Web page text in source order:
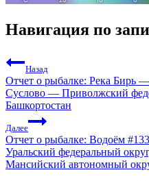
Навигация по
Назад
Отчет о рыбалке: Река Бирь
Суслово — Приволжский
Башкортостан
Далее
Отчет о рыбалке: Водоём
Уральский федеральный
Мансийский автономный